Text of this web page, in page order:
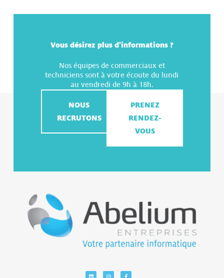
Vous désirez plus d'informations ?
Nos équipes de commerciaux et
techniciens sont à votre écoute du lundi
au vendredi de 9h à 18h.
NOUS
RECRUTONS
PRENEZ
RENDEZ-
VOUS